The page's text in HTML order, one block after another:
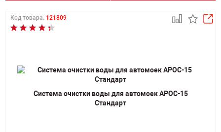
Код товара: 121809
Система очистки воды для автомоек АРОС-15
Стандарт